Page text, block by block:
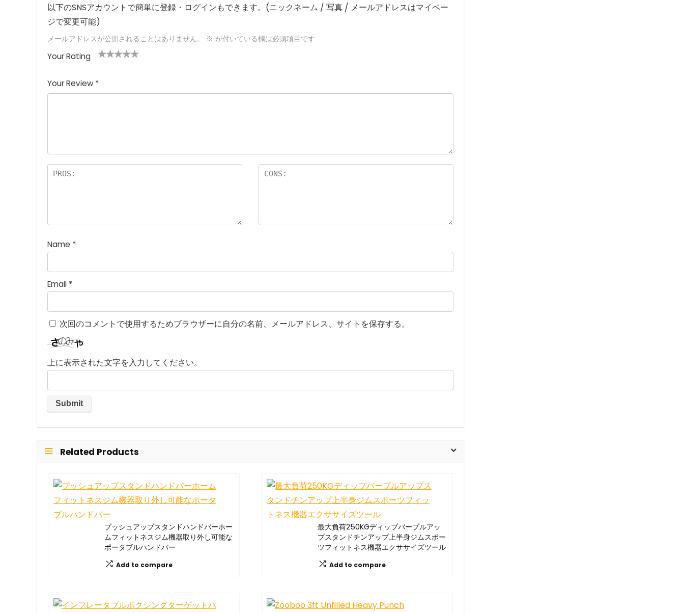
以下のSNSアカウントで簡単に登録・ログインもできます。(ニックネーム / 写真 / メールアドレスはマイペー
ジで変更可能)
メールアドレスが公開されることはありません。 ※ が付いている欄は必須項目です
Your Rating
つ
星
価
星
(最
(最高
評価:
(最高評
価: 5つ
高評価: 5
つ星)
Your Review *
Name *
Email *
次回のコメントで使用するためブラウザーに自分の名前、メールアドレス、サイトを保存する。
上に表示された文字を入力してください。
Related Products
プッシュアップスタンドハンドバーホー
ムフィットネスジム機器取り外し可能な
ポータブルハンドバー
Add to compare
最大負荷250KGディップバープルアッ
プスタンドチンアップ上半身ジムスポー
ツフィットネス機器エクササイズツール
Add to compare